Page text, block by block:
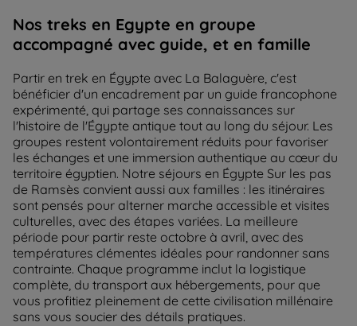
Nos treks en Egypte en groupe
accompagné avec guide, et en famille
Partir en trek en Égypte avec La Balaguère, c'est
bénéficier d'un encadrement par un guide francophone
expérimenté, qui partage ses connaissances sur
l'histoire de l'Égypte antique tout au long du séjour. Les
groupes restent volontairement réduits pour favoriser
les échanges et une immersion authentique au cœur du
territoire égyptien. Notre séjours en Égypte Sur les pas
de Ramsès convient aussi aux familles : les itinéraires
sont pensés pour alterner marche accessible et visites
culturelles, avec des étapes variées. La meilleure
période pour partir reste octobre à avril, avec des
températures clémentes idéales pour randonner sans
contrainte. Chaque programme inclut la logistique
complète, du transport aux hébergements, pour que
vous profitiez pleinement de cette civilisation millénaire
sans vous soucier des détails pratiques.